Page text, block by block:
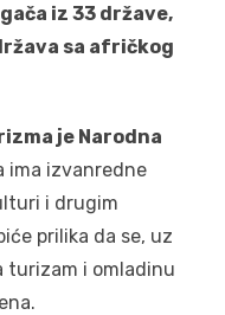
iz 33 države,
sa afričkog
je Narodna
ima izvanredne
i drugim
prilika da se, uz
turizam i omladinu